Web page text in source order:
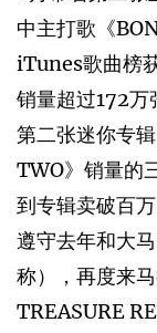
中主打歌《
iTunes歌曲榜
销量超过172万
第二张迷你专
TWO》销量的
到专辑卖破百
遵守去年和大
称），再度来
TREASURE